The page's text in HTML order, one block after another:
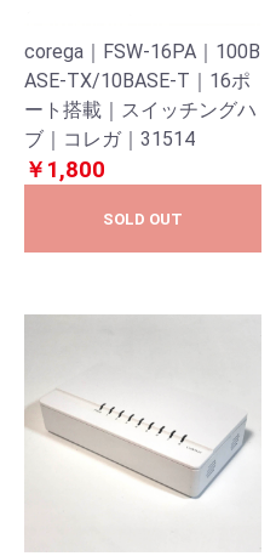
corega｜FSW-16PA｜100B
ASE-TX/10BASE-T｜16ポ
ート搭載｜スイッチングハ
ブ｜コレガ｜31514
￥1,800
SOLD OUT